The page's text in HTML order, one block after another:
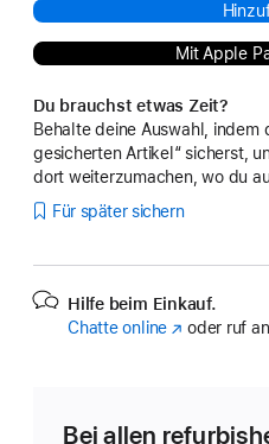
Mit Apple
Du brauchst etwas Zeit?
Behalte deine Auswahl, indem
gesicherten Artikel“ sicherst,
dort weiterzumachen, wo du
Für später sichern
Hilfe beim Einkauf.
Chatte online (Öffnet
oder ruf
Bei allen